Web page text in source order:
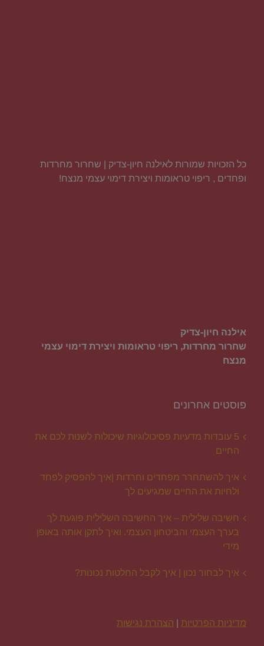
כל הזכויות שמורות לאילנה חיון-צדיק | שחרור מחרדות
ופחדים , ריפוי טראומות ויצירת דימוי עצמי מנצח!
אילנה חיון-צדיק
שחרור מחרדות, ריפוי טראומות ויצירת דימוי עצמי
מנצח
פוסטים אחרונים
5 עובדות מדעיות פסיכולוגיות שיכולות לשנות לכם את
החיים
איך להשתחרר מפחדים וחרדות |איך להפסיק לפחד
ולחיות את החיים שמגיעים לך
חשיבה שלילית – איך החשיבה השלילית פוגעת לך
בערך העצמי והביטחון העצמי. ואיך לתקן אותה באופן
מידי
איך לבחור נכון | איך לקבל החלטות נכונות?
מדיניות הפרטיות | הצהרת נגישות